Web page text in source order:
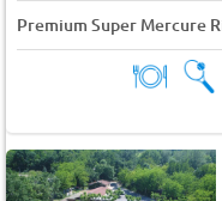
Premium Super Mercure